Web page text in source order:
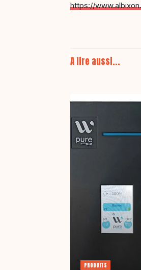
https://
A lire aussi...
PRODUITS